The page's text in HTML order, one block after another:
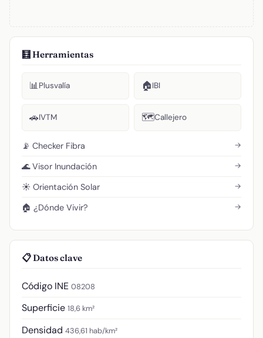
🧮 Herramientas
📊Plusvalía 🏠IBI
🚗IVTM 🗺️Callejero
📡 Checker Fibra →
🌊 Visor Inundación →
☀️ Orientación Solar →
🏠 ¿Dónde Vivir? →
📋 Datos clave
Código INE 08208
Superficie 18,6 km²
Densidad 436,61 hab/km²